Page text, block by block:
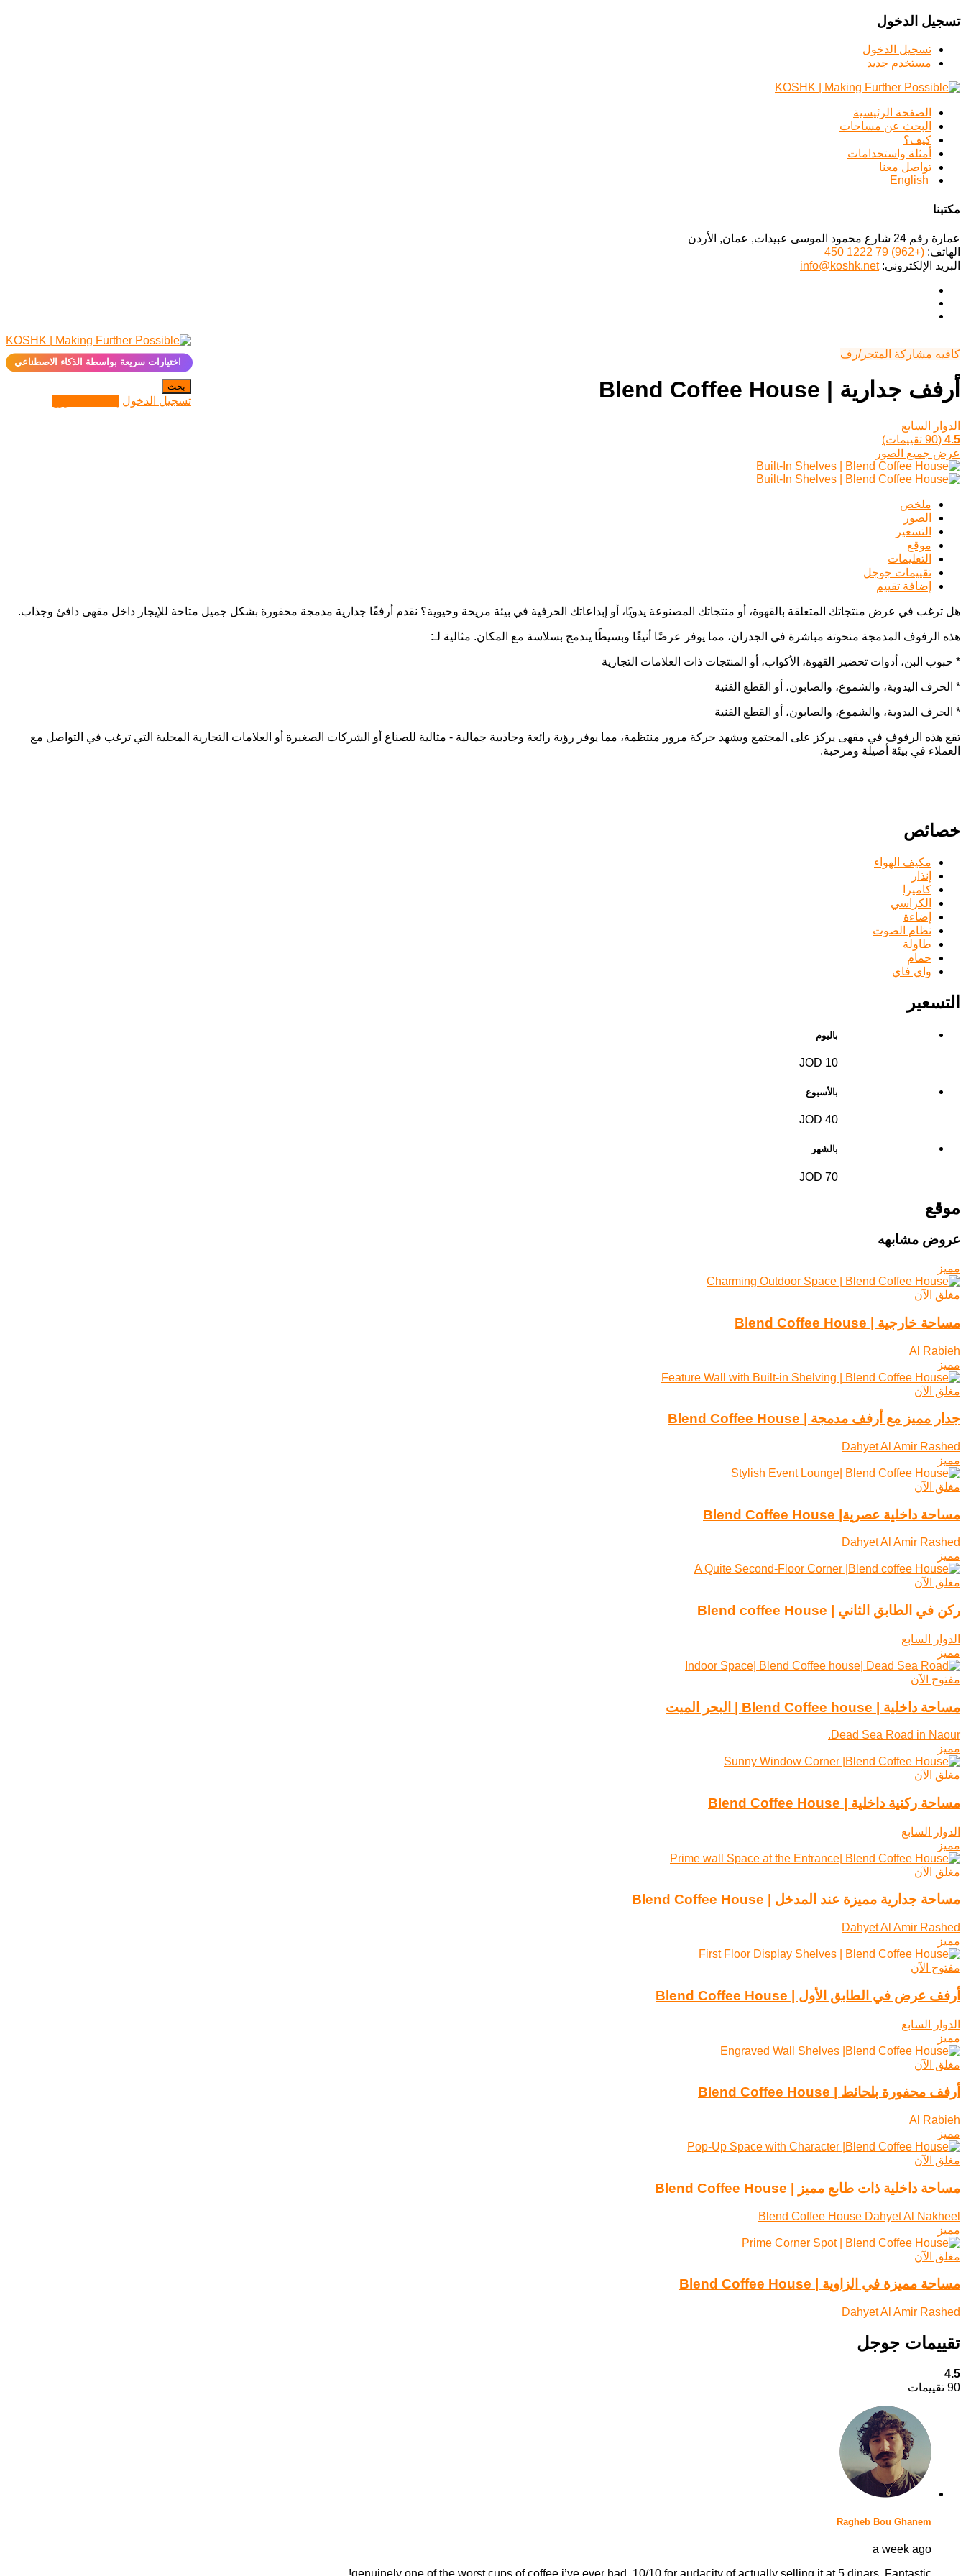
تسجيل الدخول
تسجيل الدخول
مستخدم جديد
الصفحة الرئيسية
البحث عن مساحات
كيف؟
أمثلة واستخدامات
تواصل معنا
English
مكتبنا
عمارة رقم 24 شارع محمود الموسى عبيدات, عمان, الأردن
الهاتف: (+962) 79 1222 450
البريد الإلكتروني:info@koshk.net
✨اختيارات سريعة بواسطة الذكاء الاصطناعي
بحث
تسجيل الدخول
كافيه مشاركة المتجر/رف
أرفف جدارية | Blend Coffee House
الدوار السابع
4.5 (90 تقييمات)
عرض جميع الصور
ملخص
الصور
التسعير
موقع
التعليمات
تقييمات جوجل
إضافة تقييم
هل ترغب في عرض منتجاتك المتعلقة بالقهوة، أو منتجاتك المصنوعة يدويًا، أو إبداعاتك الحرفية في بيئة مريحة وحيوية؟ نقدم أرففًا جدارية مدمجة محفورة بشكل جميل متاحة للإيجار داخل مقهى دافئ وجذاب.
هذه الرفوف المدمجة منحوتة مباشرة في الجدران، مما يوفر عرضًا أنيقًا وبسيطًا يندمج بسلاسة مع المكان. مثالية لـ:
* حبوب البن، أدوات تحضير القهوة، الأكواب، أو المنتجات ذات العلامات التجارية
* الحرف اليدوية، والشموع، والصابون، أو القطع الفنية
* الحرف اليدوية، والشموع، والصابون، أو القطع الفنية
تقع هذه الرفوف في مقهى يركز على المجتمع ويشهد حركة مرور منتظمة، مما يوفر رؤية رائعة وجاذبية جمالية - مثالية للصناع أو الشركات الصغيرة أو العلامات التجارية المحلية التي ترغب في التواصل مع
العملاء في بيئة أصيلة ومرحبة.
خصائص
مكيف الهواء
إنذار
كاميرا
الكراسي
إضاءة
نظام الصوت
طاولة
حمام
واي فاي
التسعير
باليوم
10 JOD
بالأسبوع
40 JOD
بالشهر
70 JOD
موقع
عروض مشابهه
مميز
مغلق الآن
مساحة خارجية | Blend Coffee House
Al Rabieh
مميز
مغلق الآن
جدار مميز مع أرفف مدمجة | Blend Coffee House
Dahyet Al Amir Rashed
مميز
مغلق الآن
مساحة داخلية عصرية| Blend Coffee House
Dahyet Al Amir Rashed
مميز
مغلق الآن
ركن في الطابق الثاني | Blend coffee House
الدوار السابع
مميز
مفتوح الآن
مساحة داخلية | Blend Coffee house | البحر الميت
Dead Sea Road in Naour.
مميز
مغلق الآن
مساحة ركنية داخلية | Blend Coffee House
الدوار السابع
مميز
مغلق الآن
مساحة جدارية مميزة عند المدخل | Blend Coffee House
Dahyet Al Amir Rashed
مميز
مفتوح الآن
أرفف عرض في الطابق الأول | Blend Coffee House
الدوار السابع
مميز
مغلق الآن
أرفف محفورة بلحائط | Blend Coffee House
Al Rabieh
مميز
مغلق الآن
مساحة داخلية ذات طابع مميز | Blend Coffee House
Blend Coffee House Dahyet Al Nakheel
مميز
مغلق الآن
مساحة مميزة في الزاوية | Blend Coffee House
Dahyet Al Amir Rashed
تقييمات جوجل
4.5
90 تقييمات
Ragheb Bou Ghanem
a week ago
genuinely one of the worst cups of coffee i’ve ever had. 10/10 for audacity of actually selling it at 5 dinars, Fantastic!